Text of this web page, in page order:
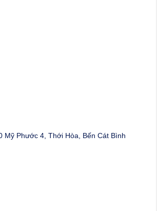
Mỹ Phước 4, Thới Hòa, Bến Cát Bình